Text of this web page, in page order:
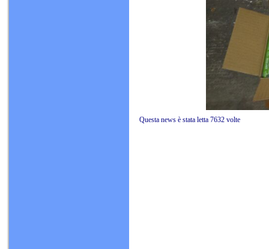
Questa news è